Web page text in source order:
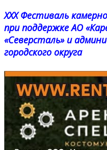
ХХХ Фестиваль
при поддержке АО
«Северсталь» и
городского округа